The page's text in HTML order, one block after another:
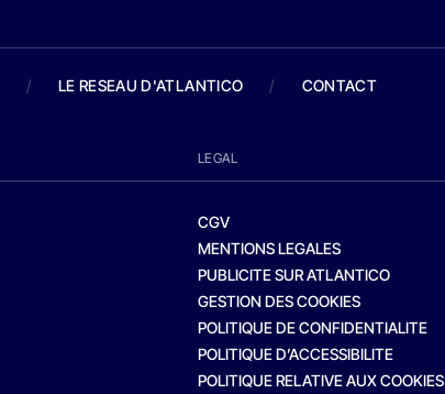
/ LE RESEAU D'ATLANTICO / CONTACT
LEGAL
CGV
MENTIONS LEGALES
PUBLICITE SUR ATLANTICO
GESTION DES COOKIES
POLITIQUE DE CONFIDENTIALITE
POLITIQUE D’ACCESSIBILITE
POLITIQUE RELATIVE AUX COOKIES